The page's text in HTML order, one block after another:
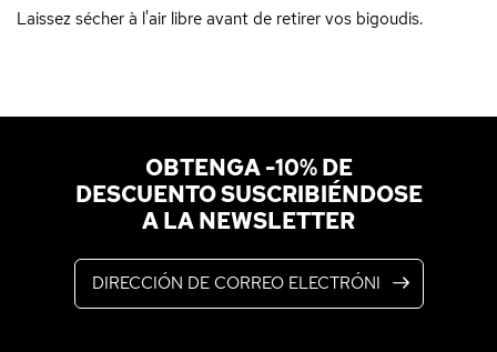
Laissez sécher à l'air libre avant de retirer vos bigoudis.
OBTENGA -10% DE
DESCUENTO SUSCRIBIÉNDOSE
A LA NEWSLETTER